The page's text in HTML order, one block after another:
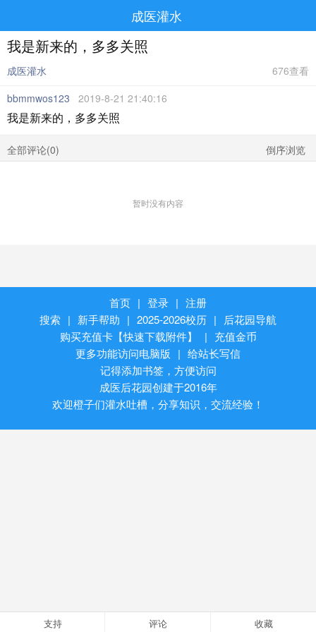
成医灌水
我是新来的，多多关照
成医灌水
676查看
bbmmwos123 2019-8-21 21:40:16
我是新来的，多多关照
全部评论(0) 倒序浏览
暂时没有内容
支持 评论 收藏
首页 | 登录 | 注册
搜索 | 新手帮助 | 2025-2026校历 |
后花园导航
购买充值卡【快速下载附件】
| 充值金币
更多功能访问电脑版 | 给站长写信
记得添加书签，方便访问
成医后花园创建于2016年
欢迎橙子们灌水吐槽，分享知识，交流经验！